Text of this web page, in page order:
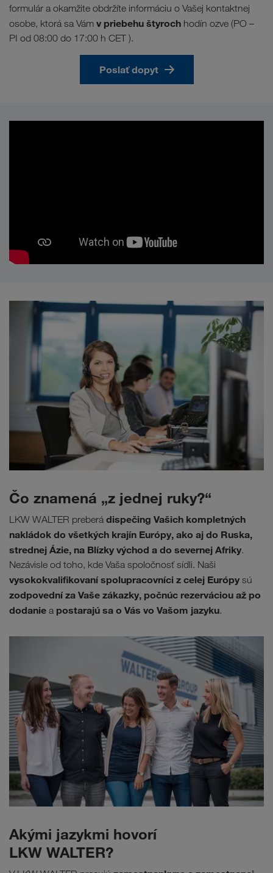
formulár a okamžite obdržíte informáciu o Vašej kontaktnej
osobe, ktorá sa Vám v priebehu štyroch hodín ozve (PO –
PI od 08:00 do 17:00 h CET ).
Poslať dopyt
Čo znamená „z jednej ruky?“
LKW WALTER preberá dispečing Vašich kompletných
nakládok do všetkých krajín Európy, ako aj do Ruska,
strednej Ázie, na Blízky východ a do severnej Afriky.
Nezávisle od toho, kde Vaša spoločnosť sídli. Naši
vysokokvalifikovaní spolupracovníci z celej Európy sú
zodpovední za Vaše zákazky, počnúc rezerváciou až po
dodanie a postarajú sa o Vás vo Vašom jazyku.
Akými jazykmi hovorí
LKW WALTER?